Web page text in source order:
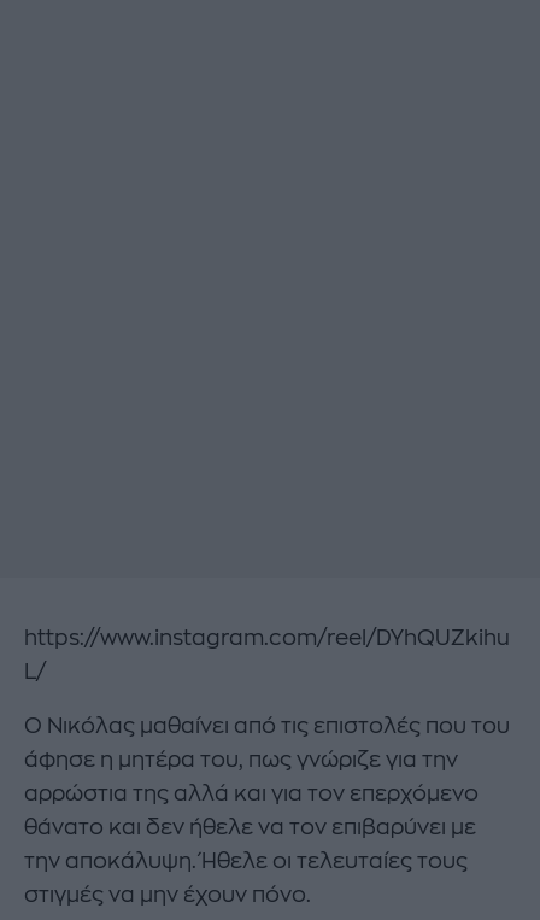
https://www.instagram.com/reel/DYhQUZkihu
L/
Ο Νικόλας μαθαίνει από τις επιστολές που του
άφησε η μητέρα του, πως γνώριζε για την
αρρώστια της αλλά και για τον επερχόμενο
θάνατο και δεν ήθελε να τον επιβαρύνει με
την αποκάλυψη. Ήθελε οι τελευταίες τους
στιγμές να μην έχουν πόνο.